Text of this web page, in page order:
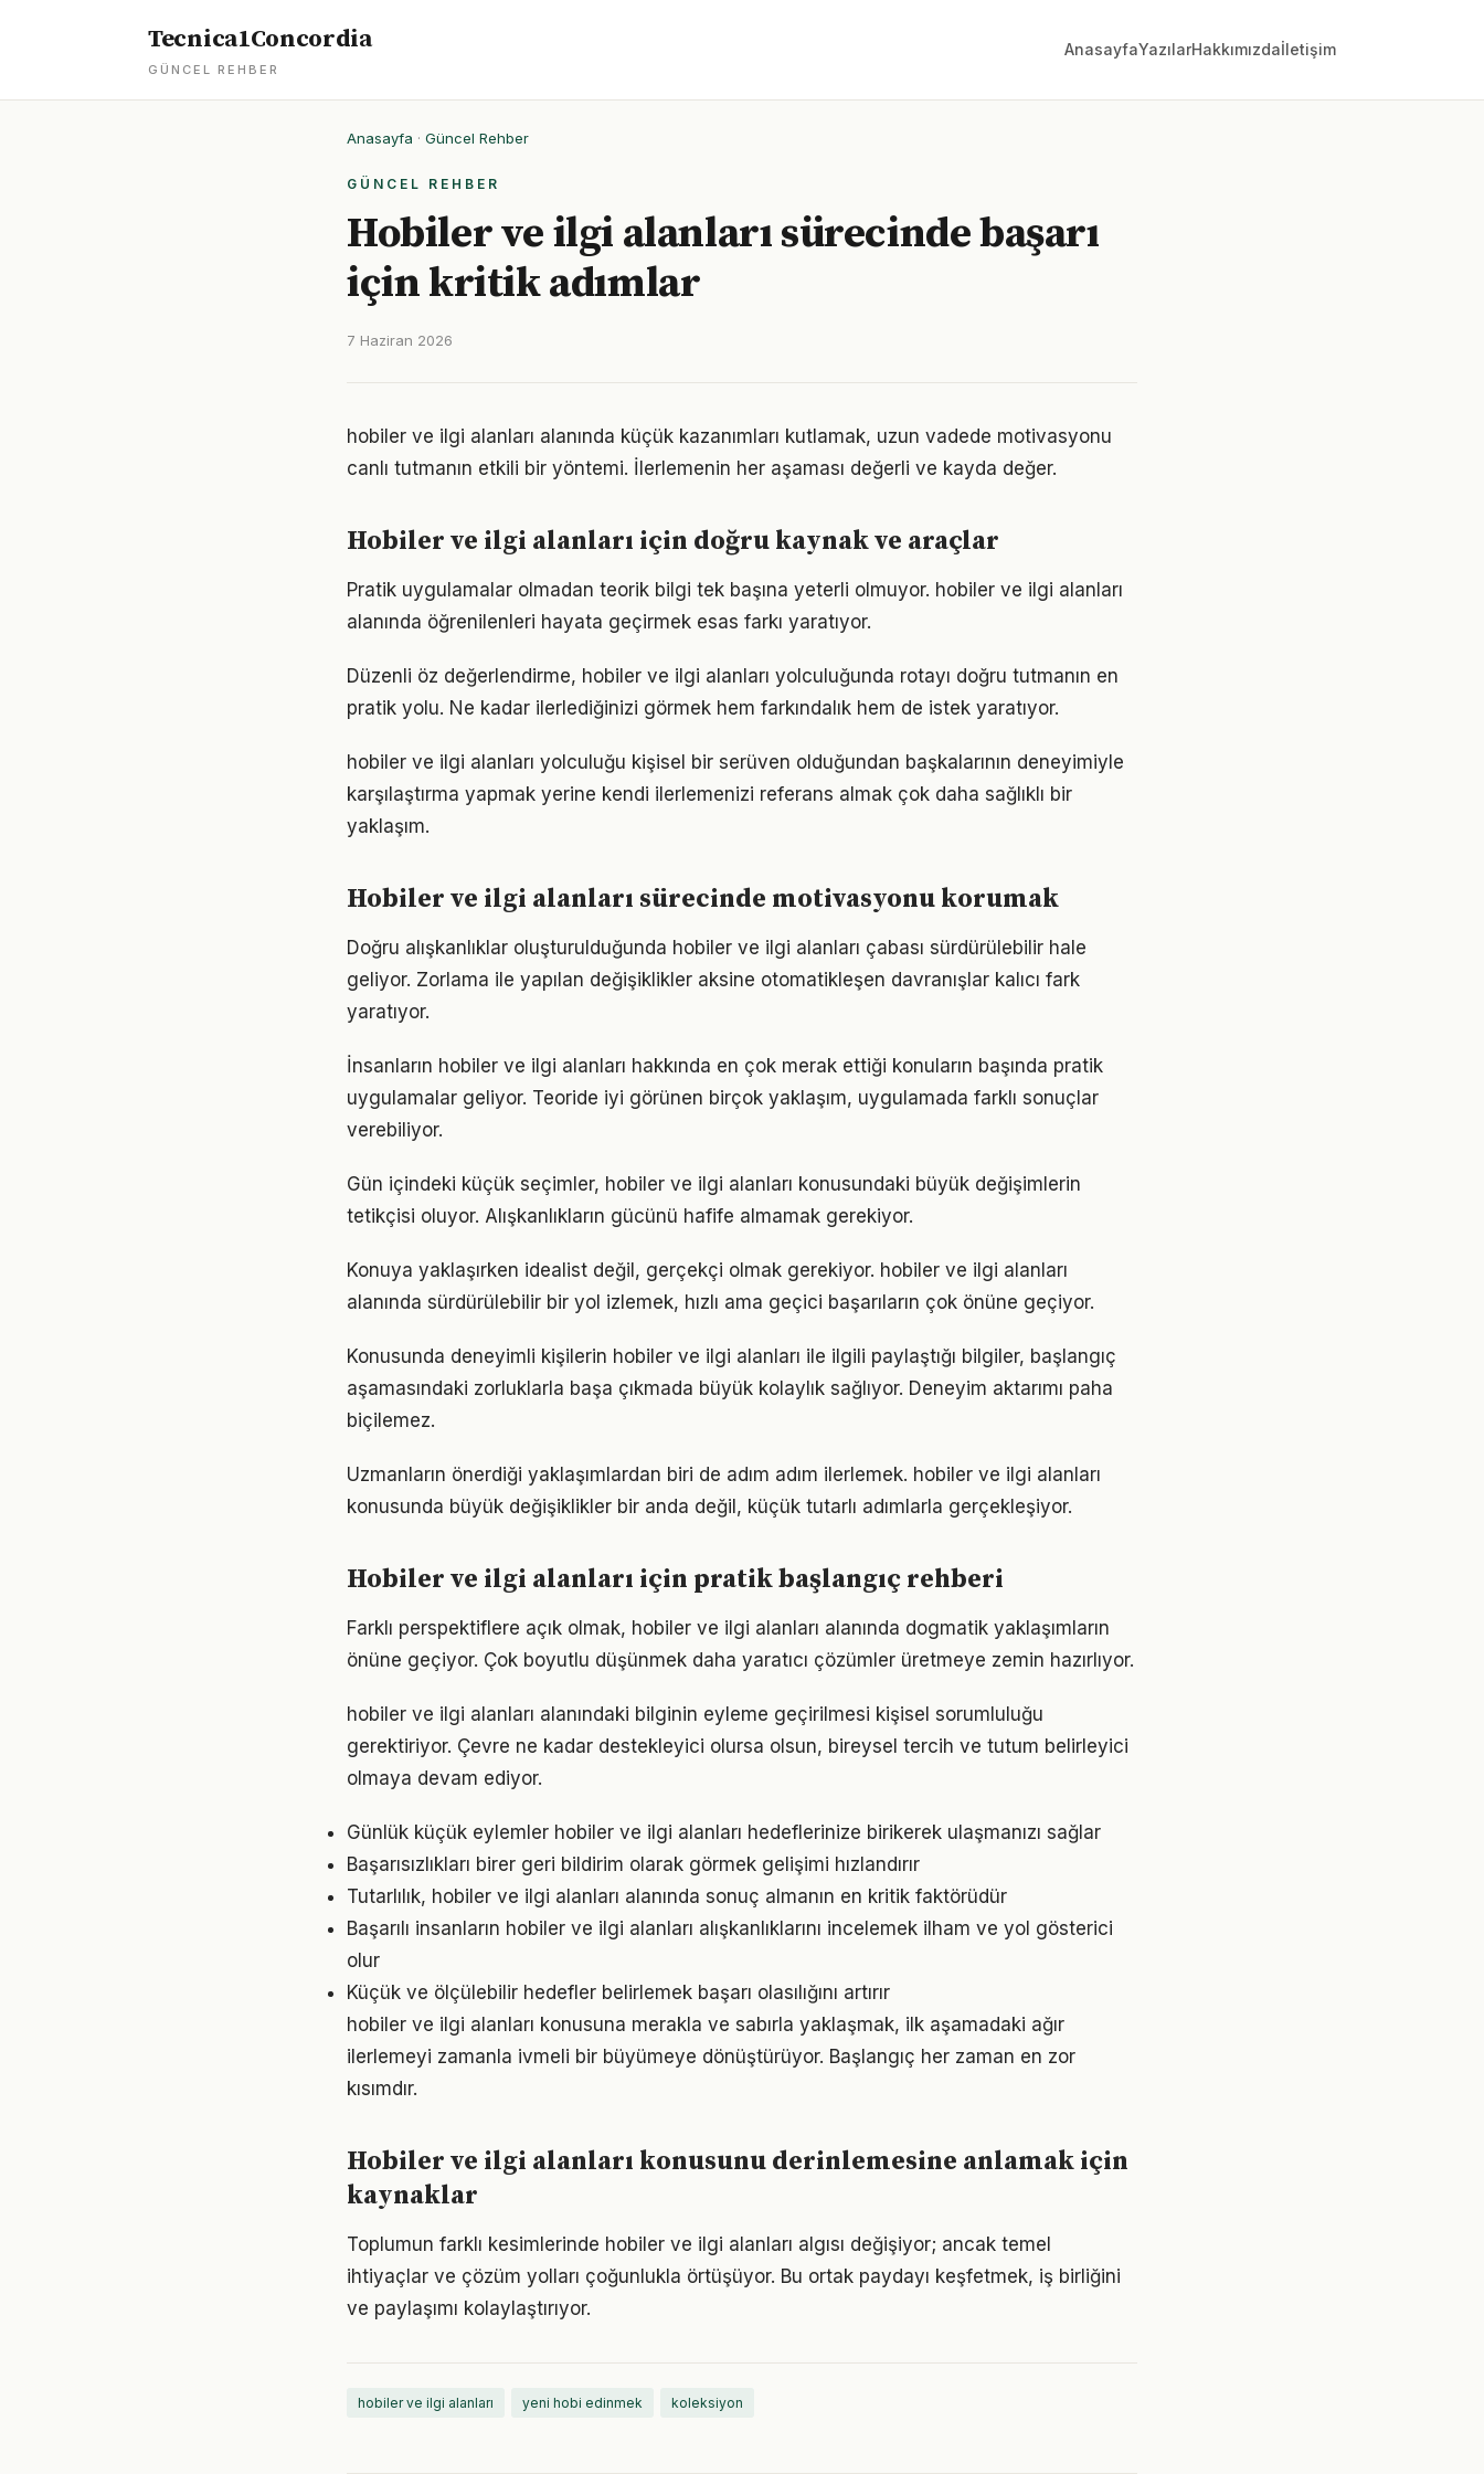
Tecnica1Concordia
GÜNCEL REHBER
AnasayfaYazılarHakkımızdaİletişim
Anasayfa · Güncel Rehber
GÜNCEL REHBER
Hobiler ve ilgi alanları sürecinde başarı
için kritik adımlar
7 Haziran 2026
hobiler ve ilgi alanları alanında küçük kazanımları kutlamak, uzun vadede motivasyonu
canlı tutmanın etkili bir yöntemi. İlerlemenin her aşaması değerli ve kayda değer.
Hobiler ve ilgi alanları için doğru kaynak ve araçlar
Pratik uygulamalar olmadan teorik bilgi tek başına yeterli olmuyor. hobiler ve ilgi alanları
alanında öğrenilenleri hayata geçirmek esas farkı yaratıyor.
Düzenli öz değerlendirme, hobiler ve ilgi alanları yolculuğunda rotayı doğru tutmanın en
pratik yolu. Ne kadar ilerlediğinizi görmek hem farkındalık hem de istek yaratıyor.
hobiler ve ilgi alanları yolculuğu kişisel bir serüven olduğundan başkalarının deneyimiyle
karşılaştırma yapmak yerine kendi ilerlemenizi referans almak çok daha sağlıklı bir
yaklaşım.
Hobiler ve ilgi alanları sürecinde motivasyonu korumak
Doğru alışkanlıklar oluşturulduğunda hobiler ve ilgi alanları çabası sürdürülebilir hale
geliyor. Zorlama ile yapılan değişiklikler aksine otomatikleşen davranışlar kalıcı fark
yaratıyor.
İnsanların hobiler ve ilgi alanları hakkında en çok merak ettiği konuların başında pratik
uygulamalar geliyor. Teoride iyi görünen birçok yaklaşım, uygulamada farklı sonuçlar
verebiliyor.
Gün içindeki küçük seçimler, hobiler ve ilgi alanları konusundaki büyük değişimlerin
tetikçisi oluyor. Alışkanlıkların gücünü hafife almamak gerekiyor.
Konuya yaklaşırken idealist değil, gerçekçi olmak gerekiyor. hobiler ve ilgi alanları
alanında sürdürülebilir bir yol izlemek, hızlı ama geçici başarıların çok önüne geçiyor.
Konusunda deneyimli kişilerin hobiler ve ilgi alanları ile ilgili paylaştığı bilgiler, başlangıç
aşamasındaki zorluklarla başa çıkmada büyük kolaylık sağlıyor. Deneyim aktarımı paha
biçilemez.
Uzmanların önerdiği yaklaşımlardan biri de adım adım ilerlemek. hobiler ve ilgi alanları
konusunda büyük değişiklikler bir anda değil, küçük tutarlı adımlarla gerçekleşiyor.
Hobiler ve ilgi alanları için pratik başlangıç rehberi
Farklı perspektiflere açık olmak, hobiler ve ilgi alanları alanında dogmatik yaklaşımların
önüne geçiyor. Çok boyutlu düşünmek daha yaratıcı çözümler üretmeye zemin hazırlıyor.
hobiler ve ilgi alanları alanındaki bilginin eyleme geçirilmesi kişisel sorumluluğu
gerektiriyor. Çevre ne kadar destekleyici olursa olsun, bireysel tercih ve tutum belirleyici
olmaya devam ediyor.
Günlük küçük eylemler hobiler ve ilgi alanları hedeflerinize birikerek ulaşmanızı sağlar
Başarısızlıkları birer geri bildirim olarak görmek gelişimi hızlandırır
Tutarlılık, hobiler ve ilgi alanları alanında sonuç almanın en kritik faktörüdür
Başarılı insanların hobiler ve ilgi alanları alışkanlıklarını incelemek ilham ve yol gösterici
olur
Küçük ve ölçülebilir hedefler belirlemek başarı olasılığını artırır
hobiler ve ilgi alanları konusuna merakla ve sabırla yaklaşmak, ilk aşamadaki ağır
ilerlemeyi zamanla ivmeli bir büyümeye dönüştürüyor. Başlangıç her zaman en zor
kısımdır.
Hobiler ve ilgi alanları konusunu derinlemesine anlamak için
kaynaklar
Toplumun farklı kesimlerinde hobiler ve ilgi alanları algısı değişiyor; ancak temel
ihtiyaçlar ve çözüm yolları çoğunlukla örtüşüyor. Bu ortak paydayı keşfetmek, iş birliğini
ve paylaşımı kolaylaştırıyor.
hobiler ve ilgi alanları yeni hobi edinmek koleksiyon